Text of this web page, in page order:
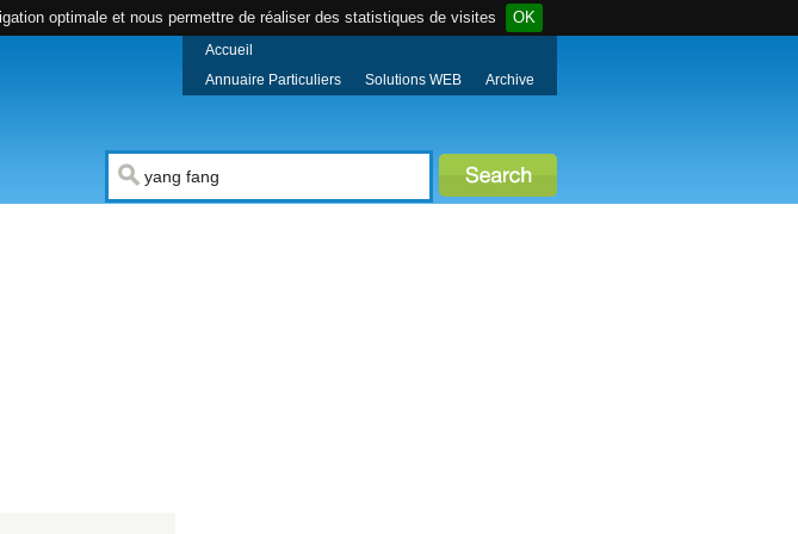
optimale et nous permettre de réaliser des statistiques de visites OK
Accueil
Annuaire Particuliers
Solutions WEB Archive